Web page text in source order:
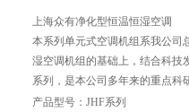
上海众有净化型恒温恒湿空调
本系列单元式空调机组系我公司
湿空调机组的基础上，结合科技
系列，是本公司多年来的重点科
国内水平。该产品秉承高效、节
产品型号： JHF系列